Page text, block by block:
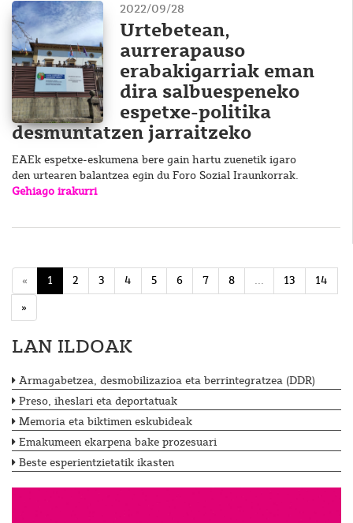
2022/09/28
Urtebetean,
aurrerapauso
erabakigarriak eman
dira salbuespeneko
espetxe-politika
desmuntatzen jarraitzeko
EAEk espetxe-eskumena bere gain hartu zuenetik igaro
den urtearen balantzea egin du Foro Sozial Iraunkorrak.
Gehiago irakurri
« 1 2 3 4 5 6 7 8 ... 13
14
»
LAN ILDOAK
Armagabetzea, desmobilizazioa eta berrintegratzea (DDR)
Preso, iheslari eta deportatuak
Memoria eta biktimen eskubideak
Emakumeen ekarpena bake prozesuari
Beste esperientzietatik ikasten